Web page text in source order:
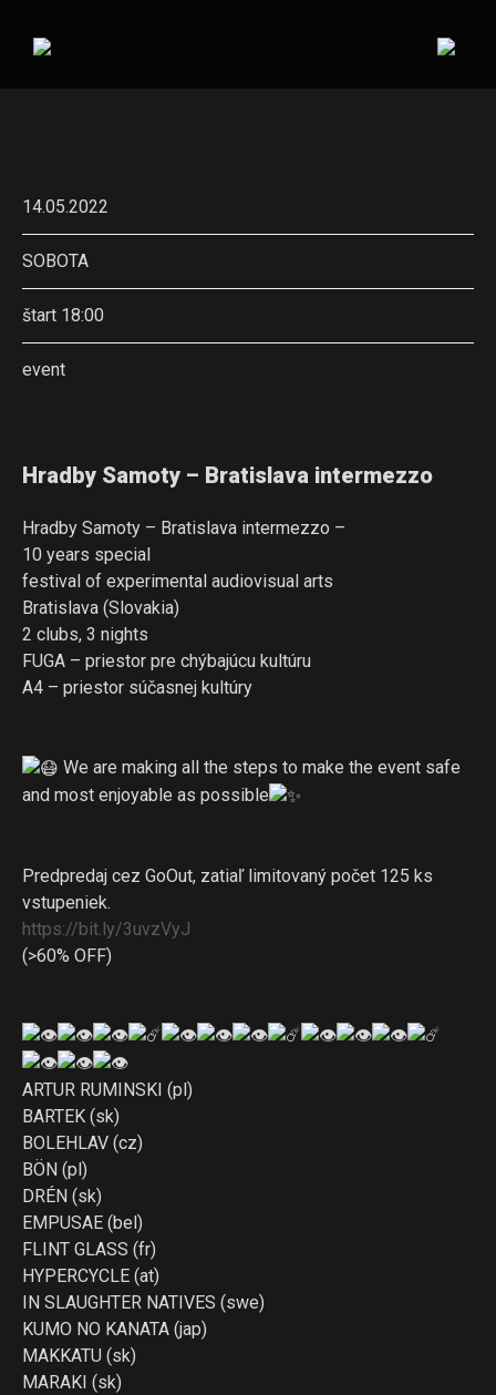
14.05.2022
SOBOTA
štart 18:00
event
Hradby Samoty – Bratislava intermezzo
Hradby Samoty – Bratislava intermezzo –
10 years special
festival of experimental audiovisual arts
Bratislava (Slovakia)
2 clubs, 3 nights
FUGA – priestor pre chýbajúcu kultúru
A4 – priestor súčasnej kultúry
We are making all the steps to make the event safe
and most enjoyable as possible
Predpredaj cez GoOut, zatiaľ limitovaný počet 125 ks
vstupeniek.
https://bit.ly/3uvzVyJ
(>60% OFF)
ARTUR RUMINSKI (pl)
BARTEK (sk)
BOLEHLAV (cz)
BÖN (pl)
DRÉN (sk)
EMPUSAE (bel)
FLINT GLASS (fr)
HYPERCYCLE (at)
IN SLAUGHTER NATIVES (swe)
KUMO NO KANATA (jap)
MAKKATU (sk)
MARAKI (sk)